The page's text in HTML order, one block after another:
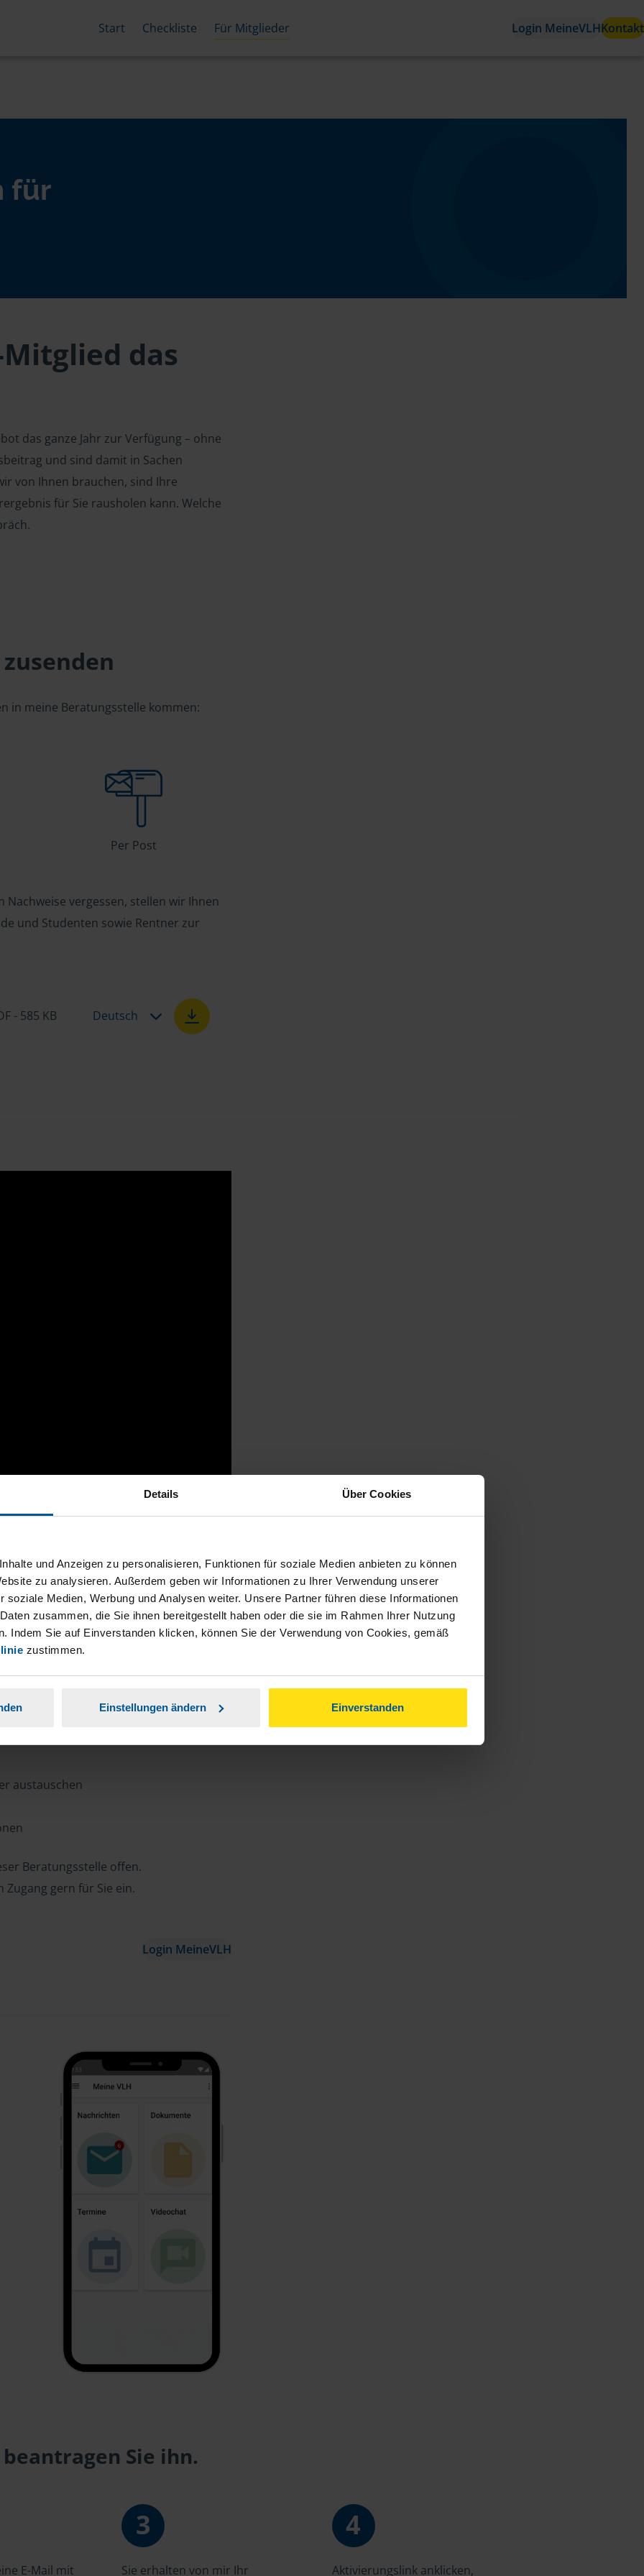
Details Über Cookies
und Anzeigen zu personalisieren, Funktionen für soziale Medien anbieten zu können
zu analysieren. Außerdem geben wir Informationen zu Ihrer Verwendung unserer
soziale Medien, Werbung und Analysen weiter. Unsere Partner führen diese Informationen
zusammen, die Sie ihnen bereitgestellt haben oder die sie im Rahmen Ihrer Nutzung
Indem Sie auf Einverstanden klicken, können Sie der Verwendung von Cookies, gemäß
zustimmen.
Einstellungen ändern Einverstanden
Start Checkliste Für Mitglieder Login MeineVLHKontakt
für
das
das ganze Jahr zur Verfügung – ohne
und sind damit in Sachen
von Ihnen brauchen, sind Ihre
für Sie rausholen kann. Welche
in meine Beratungsstelle kommen:
Per Post
vergessen, stellen wir Ihnen
und Studenten sowie Rentner zur
- 585 KB Deutsch
Zeit und Porto sparen und jederzeit
austauschen
Beratungsstelle offen.
gern für Sie ein.
Login MeineVLH
Sie ihn.
E-Mail mit
3
Sie erhalten von mir Ihr
4
Aktivierungslink anklicken,